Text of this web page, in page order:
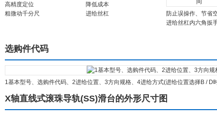
高精度定位
粗微动千分尺
降低成本
进给丝杠
防止误操作、节省
进给丝杠内六角扳
选购件代码
1基本型号、选购件代码、2进给位置、3方向规格、4进给方式(进给位置选择B / D
X轴直线式滚珠导轨(SS)滑台的外形尺寸图